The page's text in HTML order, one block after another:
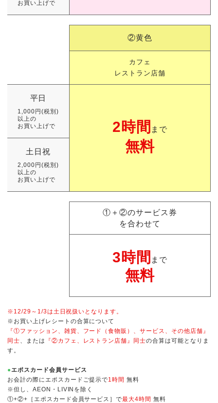
お買い上げで
②黄色
カフェ
レストラン店舗
平日
1,000円(税別)
以上の
お買い上げで
2時間 まで
無料
土日祝
2,000円(税別)
以上の
お買い上げで
①＋②のサービス券
を合わせて
3時間 まで
無料
※12/29～1/3は土日祝扱いとなります。
※お買い上げレシートの合算について
『①ファッション、雑貨、フード（食物販）、サービス、その他店舗』
同士、または 『②カフェ、レストラン店舗』同士の合算は可能となりま
す。
●エポスカード会員サービス
お会計の際にエポスカードご提示で1時間無料
※但し、AEON・LIVINを除く
①+②+［エポスカード会員サービス］で最大4時間無料